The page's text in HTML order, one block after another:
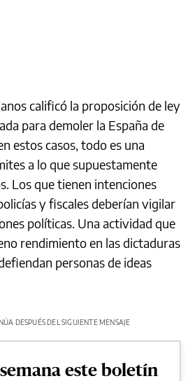
calificó la proposición de ley
para demoler la España de
estos casos, todo es una
a lo que supuestamente
Los que tienen intenciones
y fiscales deberían vigilar
políticas. Una actividad que
rendimiento en las dictaduras
personas de ideas
DESPUÉS DEL SIGUIENTE MENSAJE
este boletín